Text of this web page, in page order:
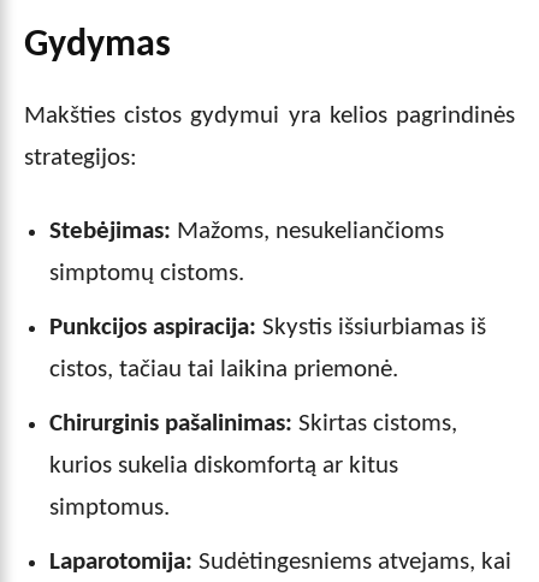
Gydymas
Makšties cistos gydymui yra kelios pagrindinės
strategijos:
Stebėjimas: Mažoms, nesukeliančioms
simptomų cistoms.
Punkcijos aspiracija: Skystis išsiurbiamas iš
cistos, tačiau tai laikina priemonė.
Chirurginis pašalinimas: Skirtas cistoms,
kurios sukelia diskomfortą ar kitus
simptomus.
Laparotomija: Sudėtingesniems atvejams, kai